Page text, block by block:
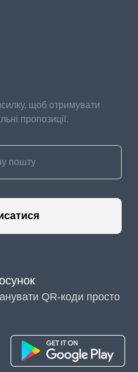
щоб отримувати
пропозиції.
QR-коди просто